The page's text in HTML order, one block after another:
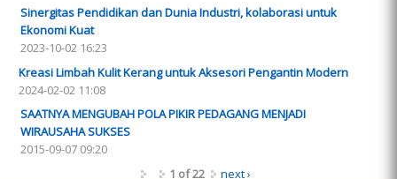
Sinergitas Pendidikan dan Dunia Industri, kolaborasi untuk
Ekonomi Kuat
2023-10-02 16:23
Kreasi Limbah Kulit Kerang untuk Aksesori Pengantin Modern
2024-02-02 11:08
SAATNYA MENGUBAH POLA PIKIR PEDAGANG MENJADI
WIRAUSAHA SUKSES
2015-09-07 09:20
1 of 22
next ›